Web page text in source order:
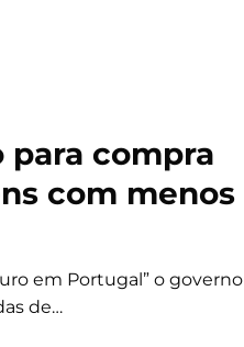
para compra
com menos
em Portugal” o governo
de…